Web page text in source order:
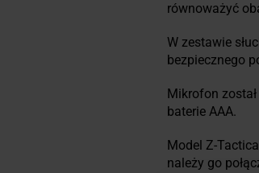
równoważyć
W zestawie
bezpiecznego
Mikrofon
baterie AAA.
Model Z-
należy go